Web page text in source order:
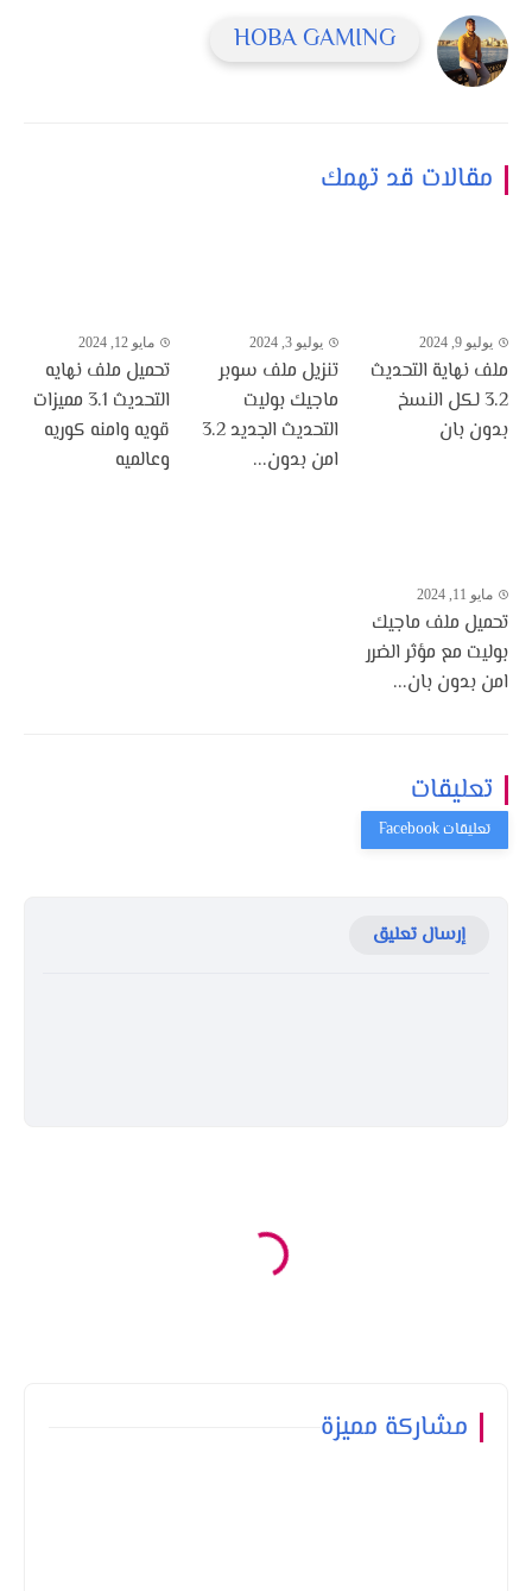
HOBA GAMING
مقالات قد تهمك
يوليو 9, 2024
ملف نهاية التحديث
3.2 لكل النسخ
بدون بان
يوليو 3, 2024
تنزيل ملف سوبر
ماجيك بوليت
التحديث الجديد 3.2
امن بدون...
مايو 12, 2024
تحميل ملف نهايه
التحديث 3.1 مميزات
قويه وامنه كوريه
وعالميه
مايو 11, 2024
تحميل ملف ماجيك
بوليت مع مؤثر الضرر
امن بدون بان...
تعليقات
إرسال تعليق
مشاركة مميزة